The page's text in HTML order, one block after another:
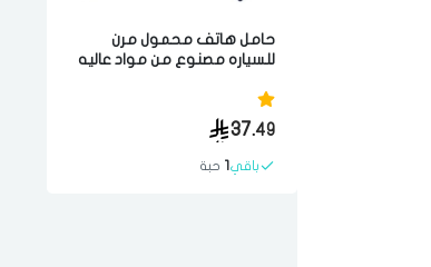
حامل هاتف محمول مرن
للسياره مصنوع من مواد عاليه
37.49
باقي حبة